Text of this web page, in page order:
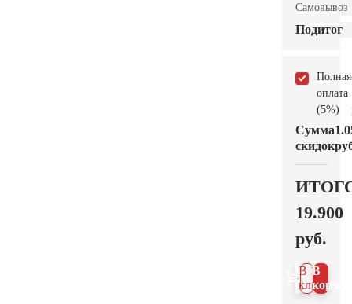
Самовывоз
Подитог
Полная
оплата
(5%)
Сумма
скидок
19.900
руб.
В
В 1
клик